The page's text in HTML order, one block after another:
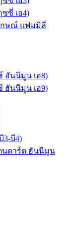
ซซี่ เอ4)
ลักษณ์ แฟมมิลี่
ฮันนีมูน เอ8)
ฮันนีมูน เอ9)
3-บี4)
ตนดาร์ด ฮันนีมูน